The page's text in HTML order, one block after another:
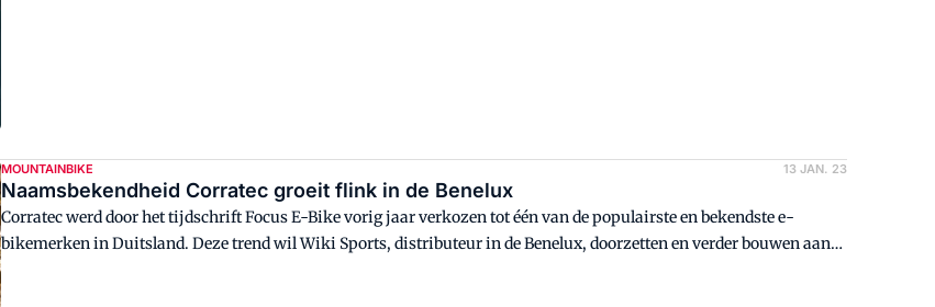
MOUNTAINBIKE 13 JAN. 23
Naamsbekendheid Corratec groeit flink in de Benelux
Corratec werd door het tijdschrift Focus E-Bike vorig jaar verkozen tot één van de populairste en bekendste e-
bikemerken in Duitsland. Deze trend wil Wiki Sports, distributeur in de Benelux, doorzetten en verder bouwen aan